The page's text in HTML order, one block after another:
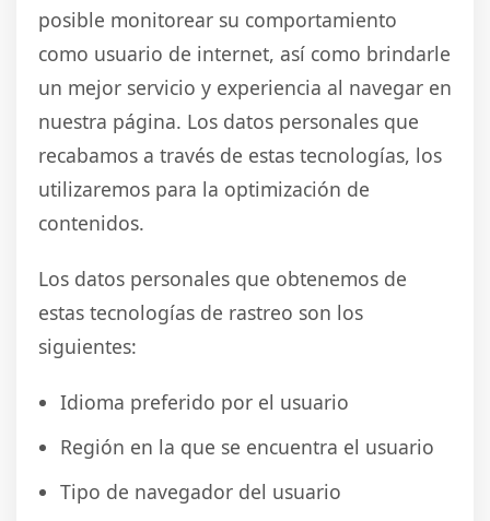
posible monitorear su comportamiento
como usuario de internet, así como brindarle
un mejor servicio y experiencia al navegar en
nuestra página. Los datos personales que
recabamos a través de estas tecnologías, los
utilizaremos para la optimización de
contenidos.
Los datos personales que obtenemos de
estas tecnologías de rastreo son los
siguientes:
Idioma preferido por el usuario
Región en la que se encuentra el usuario
Tipo de navegador del usuario